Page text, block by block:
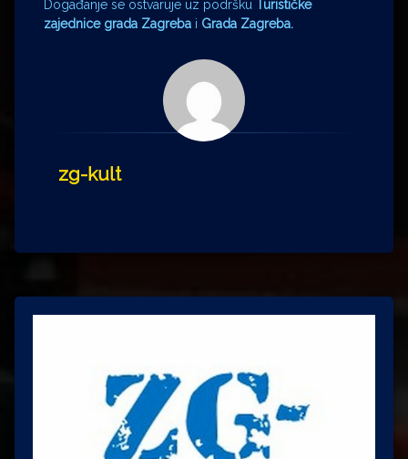
Događanje se ostvaruje uz podršku Turističke
zajednice grada Zagreba i Grada Zagreba.
zg-kult